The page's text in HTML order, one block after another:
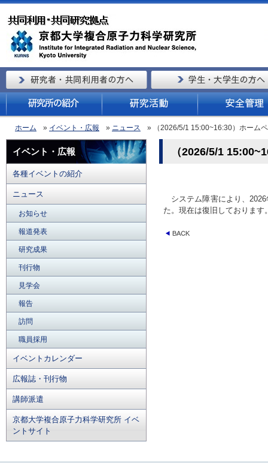
ホーム » イベント・広報 » ニュース » （2026/5/1 15:00~16:30）ホーム
イベント・広報
各種イベントの紹介
ニュース
お知らせ
報道発表
研究成果
刊行物
見学会
報告
訪問
職員採用
イベントカレンダー
広報誌・刊行物
講師派遣
京都大学複合原子力科学研究所 イベ
ントサイト
（2026/5/1
システム障害により、
た。現在は復旧しておりま